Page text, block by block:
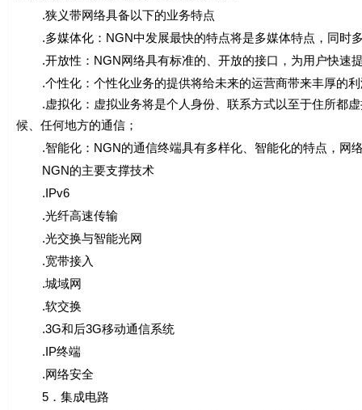
.狭义带网络具备以下的业务特点
.多媒体化：NGN中发展最快的特点将是多媒体特点，同时
.开放性：NGN网络具有标准的、开放的接口，为用户快速
.个性化：个性化业务的提供将给未来的运营商带来丰厚的利
.虚拟化：虚拟业务将是个人身份、联系方式以至于住所都虚
候、任何地方的通信；
.智能化：NGN的通信终端具有多样化、智能化的特点，网
NGN的主要支撑技术
.IPv6
.光纤高速传输
.光交换与智能光网
.宽带接入
.城域网
.软交换
.3G和后3G移动通信系统
.IP终端
.网络安全
5．集成电路